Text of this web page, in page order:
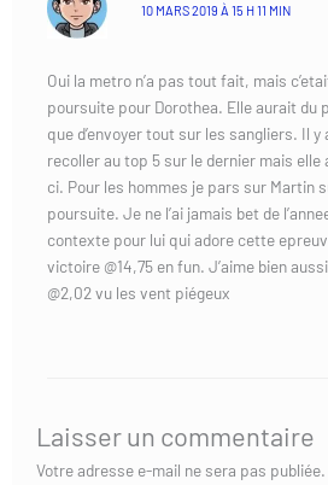
10 MARS 2019 À 15 H 11 MIN
Oui la metro n’a pas tout fait, mais
poursuite pour Dorothea. Elle aurait du
que d’envoyer tout sur les sangliers. Il
recoller au top 5 sur le dernier mais
ci. Pour les hommes je pars sur Martin
poursuite. Je ne l’ai jamais bet de
contexte pour lui qui adore cette
victoire @14,75 en fun. J’aime bien
@2,02 vu les vent piégeux
Laisser un commentaire
Votre adresse e-mail ne sera pas publiée.